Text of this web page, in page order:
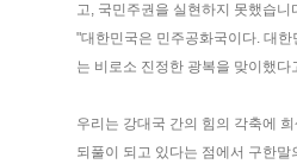
고, 국민주권을 실현하지 못했습니
"대한민국은 민주공화국이다. 대
는 비로소 진정한 광복을 맞이했다
우리는 강대국 간의 힘의 각축에
되풀이 되고 있다는 점에서 구한